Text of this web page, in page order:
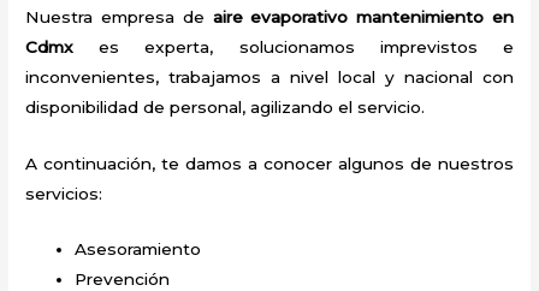
Nuestra empresa de aire evaporativo mantenimiento en
Cdmx es experta, solucionamos imprevistos e
inconvenientes, trabajamos a nivel local y nacional con
disponibilidad de personal, agilizando el servicio.
A continuación, te damos a conocer algunos de nuestros
servicios:
Asesoramiento
Prevención